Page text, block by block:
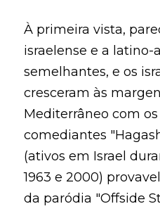
À primeira vista,
israelense e a
semelhantes, e os
cresceram às
Mediterrâneo com
comediantes
(ativos em Israel
1963 e 2000)
da paródia "Offside